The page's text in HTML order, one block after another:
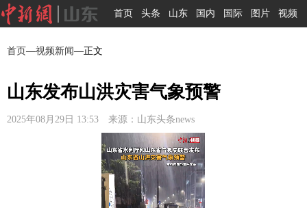
首页 头条 山东 国内 国际 图片 视频
首页—视频新闻—正文
山东发布山洪灾害气象预警
2025年08月29日 13:53 来源：山东头条news